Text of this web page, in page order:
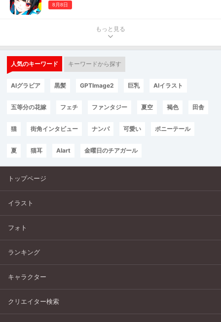
8月8日
もっと見る
人気のキーワード キーワードから探す
AIグラビア 黒髪 GPTImage2 巨乳 AIイラスト
五等分の花嫁 フェチ ファンタジー 夏空 褐色 田舎
猫 街角インタビュー ナンパ 可愛い ポニーテール
夏 猫耳 AIart 金曜日のチアガール
トップページ
イラスト
フォト
ランキング
キャラクター
クリエイター検索